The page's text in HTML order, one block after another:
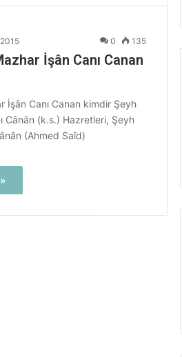
0 135
İşân Canı Canan
İşân Canı Canan kimdir Şeyh
Cânân (k.s.) Hazretleri, Şeyh
(Ahmed Saîd)